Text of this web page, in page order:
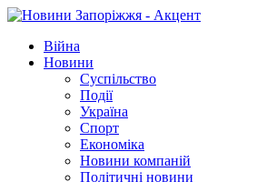
Війна
Новини
Суспільство
Події
Україна
Спорт
Економіка
Новини компаній
Політичні новини